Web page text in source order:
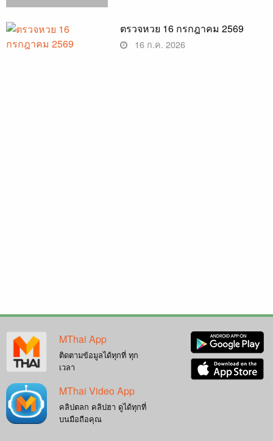
ตรวจหวย 16 กรกฎาคม 2569
16 ก.ค. 2026
MThai App
ติดตามข้อมูลได้ทุกที่ ทุก
เวลา
MThai Video App
คลิปตลก คลิปฮา ดูได้ทุกที่
บนมือถือคุณ